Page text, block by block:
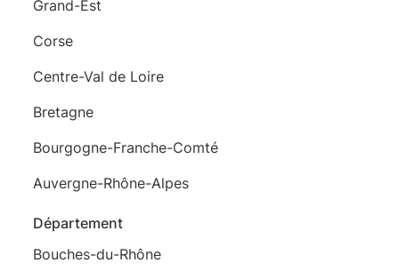
Grand-Est
Corse
Centre-Val de Loire
Bretagne
Bourgogne-Franche-Comté
Auvergne-Rhône-Alpes
Département
Bouches-du-Rhône